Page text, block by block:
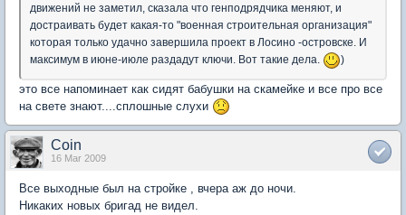
движений не заметил, сказала что генподрядчика меняют, и
достраивать будет какая-то "военная строительная организация"
которая только удачно завершила проект в Лосино -островске. И
максимум в июне-июле раздадут ключи. Вот такие дела.
)
это все напоминает как сидят бабушки на скамейке и все про все
на свете знают....сплошные слухи
Coin
16 Mar 2009
Все выходные был на стройке , вчера аж до ночи.
Никаких новых бригад не видел.